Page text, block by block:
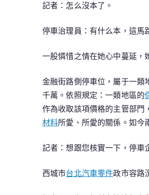
記者：怎么沒本了。
停車治理員：有什么本，這馬
一股憐惜之情在她心中蔓延，
金融街路側停車位，屬于一
千萬。依照規定：一類地區的
作為收取該項價格的主管部門
材料所愛、所愛的關係。如今
記者：想跟您核實一下，停車
西城市台北汽車零件政市容路